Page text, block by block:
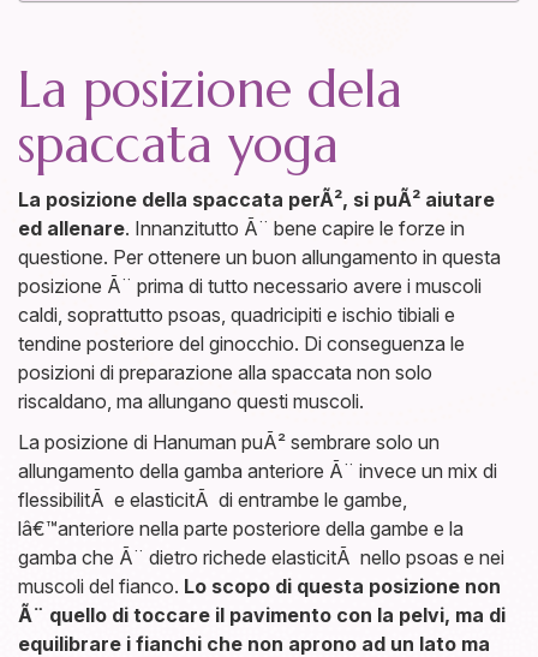
La posizione dela
spaccata yoga
La posizione della spaccata perÃ², si puÃ² aiutare
ed allenare. Innanzitutto Ã¨ bene capire le forze in
questione. Per ottenere un buon allungamento in questa
posizione Ã¨ prima di tutto necessario avere i muscoli
caldi, soprattutto psoas, quadricipiti e ischio tibiali e
tendine posteriore del ginocchio. Di conseguenza le
posizioni di preparazione alla spaccata non solo
riscaldano, ma allungano questi muscoli.
La posizione di Hanuman puÃ² sembrare solo un
allungamento della gamba anteriore Ã¨ invece un mix di
flessibilitÃ e elasticitÃ di entrambe le gambe,
lâ€™anteriore nella parte posteriore della gambe e la
gamba che Ã¨ dietro richede elasticitÃ nello psoas e nei
muscoli del fianco. Lo scopo di questa posizione non
Ã¨ quello di toccare il pavimento con la pelvi, ma di
equilibrare i fianchi che non aprono ad un lato ma